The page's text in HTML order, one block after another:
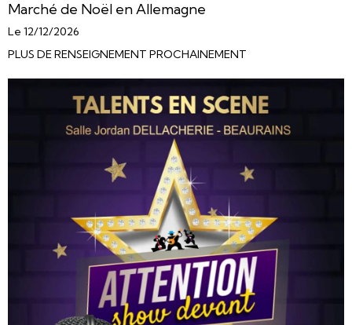
Marché de Noël en Allemagne
Le 12/12/2026
PLUS DE RENSEIGNEMENT PROCHAINEMENT